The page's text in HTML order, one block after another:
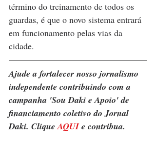
término do treinamento de todos os
guardas, é que o novo sistema entrará
em funcionamento pelas vias da
cidade.
Ajude a fortalecer nosso jornalismo
independente contribuindo com a
campanha 'Sou Daki e Apoio' de
financiamento coletivo do Jornal
Daki. Clique AQUI e contribua.